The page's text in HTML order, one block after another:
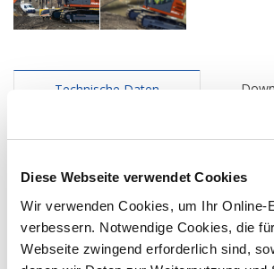
Diese Webseite verwendet Cookies
Wir verwenden Cookies, um Ihr Online-
verbessern. Notwendige Cookies, die
Webseite zwingend erforderlich sind,
Technische Daten
Motorleistung
Motortyp
Deutz TCD 4.1
Hubraum